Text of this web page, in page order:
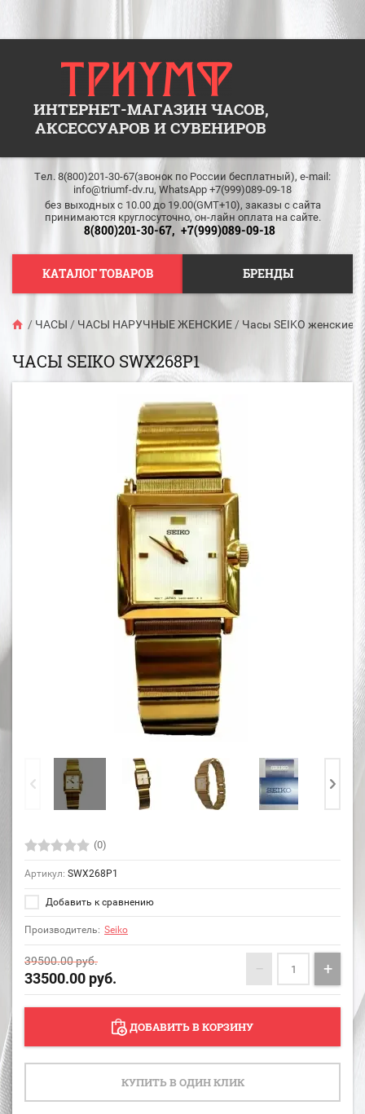
ИНТЕРНЕТ-МАГАЗИН ЧАСОВ,
АКСЕССУАРОВ И СУВЕНИРОВ
Тел. 8(800)201-30-67(звонок по России бесплатный), e-mail:
info@triumf-dv.ru, WhatsApp +7(999)089-09-18
без выходных c 10.00 до 19.00(GMT+10), заказы с сайта
принимаются круглосуточно, он-лайн оплата на сайте.
8(800)201-30-67, +7(999)089-09-18
КАТАЛОГ ТОВАРОВ БРЕНДЫ
/ ЧАСЫ / ЧАСЫ НАРУЧНЫЕ ЖЕНСКИЕ / Часы SEIKO женские /
ЧАСЫ SEIKO SWX268P1
(0)
Артикул: SWX268P1
Добавить к сравнению
Производитель: Seiko
39500.00руб.
33500.00 руб. − +
ДОБАВИТЬ В КОРЗИНУ
КУПИТЬ В ОДИН КЛИК